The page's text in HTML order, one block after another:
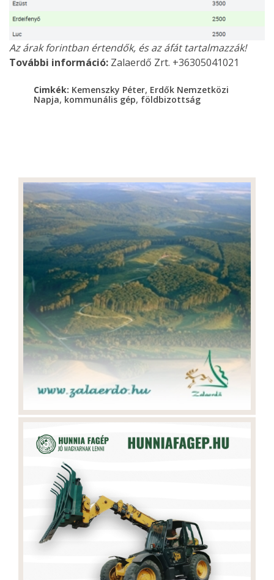
Az árak forintban értendők, és az áfát tartalmazzák!
További információ: Zalaerdő Zrt. +36305041021
Cimkék: Kemenszky Péter, Erdők Nemzetközi
Napja, kommunális gép, földbizottság